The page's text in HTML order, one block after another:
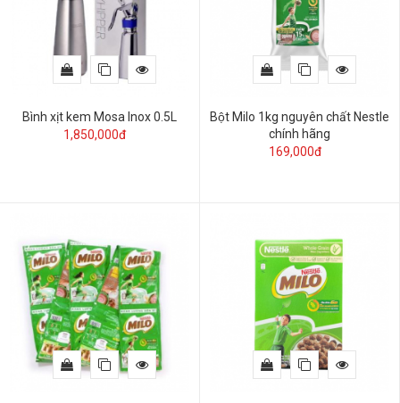
Bình xịt kem Mosa Inox 0.5L
1,850,000đ
Bột Milo 1kg nguyên chất Nestle
chính hãng
169,000đ